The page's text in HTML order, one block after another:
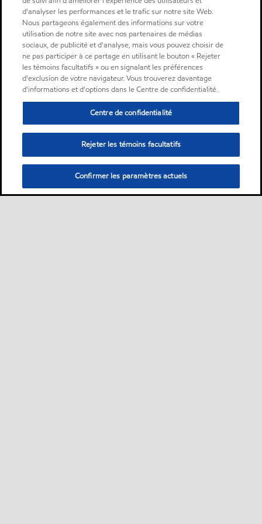
d'analyser les performances et le trafic sur notre site Web.
Nous partageons également des informations sur votre
utilisation de notre site avec nos partenaires de médias
sociaux, de publicité et d'analyse, mais vous pouvez choisir de
ne pas participer à ce partage en utilisant le bouton « Rejeter
les témoins facultatifs » ou en signalant les préférences
d'exclusion de votre navigateur. Vous trouverez davantage
d'informations et d'options dans le Centre de confidentialité.
Centre de confidentialité
Rejeter les témoins facultatifs
Confirmer les paramètres actuels